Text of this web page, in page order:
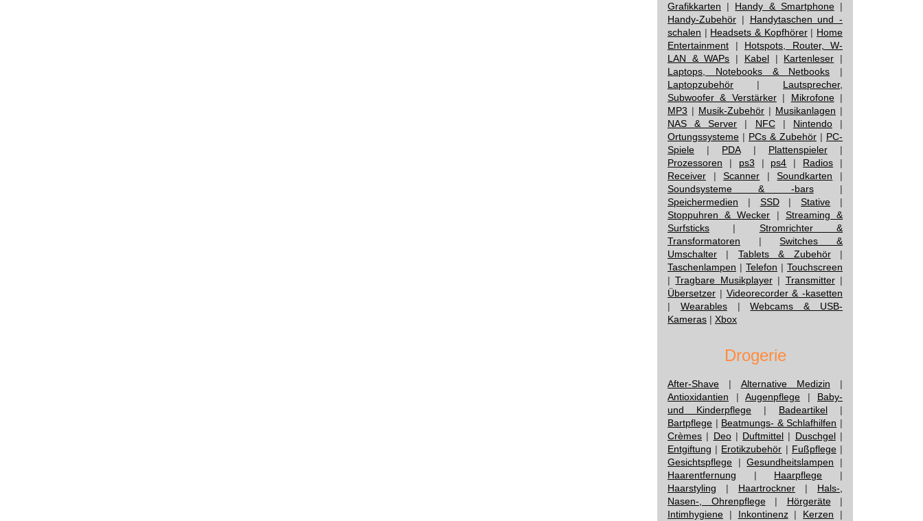
Grafikkarten | Handy & Smartphone|
Handy-Zubehör | Handytaschen und -
schalen | Headsets & Kopfhörer| Home
Entertainment | Hotspots, Router, W-
LAN & WAPs | Kabel| Kartenleser |
Laptops, Notebooks & Netbooks |
Laptopzubehör | Lautsprecher,
Subwoofer & Verstärker| Mikrofone|
MP3 | Musik-Zubehör | Musikanlagen |
NAS & Server | NFC| Nintendo|
Ortungssysteme | PCs & Zubehör | PC-
Spiele | PDA| Plattenspieler|
Prozessoren | ps3 | ps4 | Radios |
Receiver |Scanner |Soundkarten |
Soundsysteme & -bars|
Speichermedien | SSD|Stative |
Stoppuhren & Wecker | Streaming &
Surfsticks | Stromrichter &
Transformatoren |Switches &
Umschalter | Tablets & Zubehör|
Taschenlampen | Telefon | Touchscreen
|Tragbare Musikplayer| Transmitter|
Übersetzer | Videorecorder & -kasetten
| Wearables|Webcams & USB-
Kameras | Xbox
Drogerie
After-Shave | Alternative Medizin |
Antioxidantien | Augenpflege | Baby-
und Kinderpflege | Badeartikel |
Bartpflege | Beatmungs- & Schlafhilfen |
Crèmes | Deo| Duftmittel | Duschgel|
Entgiftung | Erotikzubehör | Fußpflege|
Gesichtspflege |Gesundheitslampen |
Haarentfernung | Haarpflege |
Haarstyling | Haartrockner | Hals-,
Nasen-, Ohrenpflege| Hörgeräte|
Intimhygiene | Inkontinenz| Kerzen |